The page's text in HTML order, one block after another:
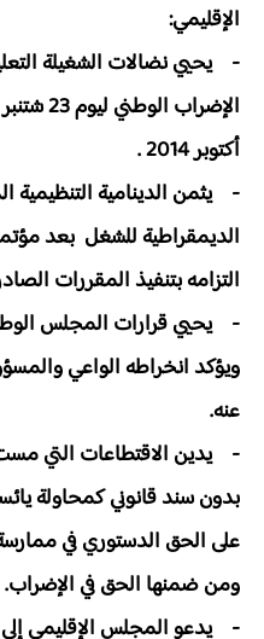
الإقليمي:
- يحيي نضالات الشغيلة
أكتوبر 2014 .
- يثمن الدينامية التنظيمية
الديمقراطية للشغل بعد
التزامه بتنفيذ المقررات
- يحيي قرارات المجلس الوطني
ويؤكد انخراطه الواعي
عنه.
- يدين الاقتطاعات التي
بدون سند قانوني كمحاولة
على الحق الدستوري في
ومن ضمنها الحق في الإضراب.
- يدعو المجلس الإقليمي إلى